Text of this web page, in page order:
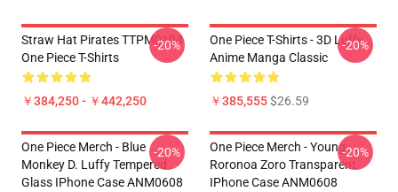
Straw Hat Pirates TTPM0104
One Piece T-Shirts
￥384,250 - ￥442,250
-20%
One Piece T-Shirts - 3D Luffy
Anime Manga Classic
￥385,555$26.59
-20%
One Piece Merch - Blue
Monkey D. Luffy Tempered
Glass IPhone Case ANM0608
-20%
One Piece Merch - Young
Roronoa Zoro Transparent
IPhone Case ANM0608
-20%